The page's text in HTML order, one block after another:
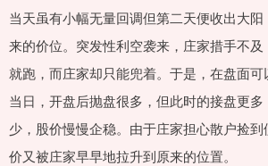
当天虽有小幅无量回调但第二天便收出大
来的价位。突发性利空袭来，庄家措手不
就跑，而庄家却只能兜着。于是，在盘面
当日，开盘后抛盘很多，但此时的接盘更
少，股价慢慢企稳。由于庄家担心散户捡
价又被庄家早早地拉升到原来的位置。